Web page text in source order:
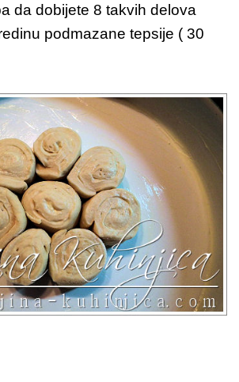
da dobijete 8 takvih delova
podmazane tepsije ( 30